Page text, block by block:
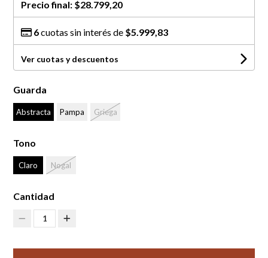
Precio final: $28.799,20
6cuotas sin interés de $5.999,83
Ver cuotas y descuentos
Guarda
Abstracta Pampa Griega
Tono
Claro Nogal
Cantidad
1